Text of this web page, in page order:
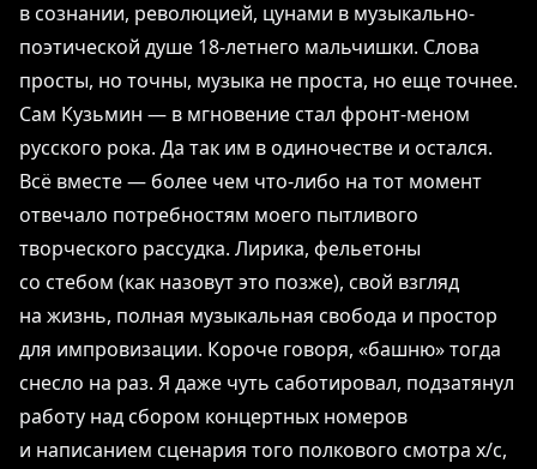
в сознании, революцией, цунами в музыкально-
поэтической душе 18-летнего мальчишки. Слова
просты, но точны, музыка не проста, но еще точнее.
Сам Кузьмин — в мгновение стал фронт-меном
русского рока. Да так им в одиночестве и остался.
Всё вместе ― более чем что-либо на тот момент
отвечало потребностям моего пытливого
творческого рассудка. Лирика, фельетоны
со стебом (как назовут это позже), свой взгляд
на жизнь, полная музыкальная свобода и простор
для импровизации. Короче говоря, «башню» тогда
снесло на раз. Я даже чуть саботировал, подзатянул
работу над сбором концертных номеров
и написанием сценария того полкового смотра х/с,